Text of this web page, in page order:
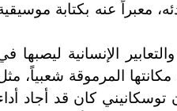
معبراً عنه بكتابة
الإنسانية ليصبها
المرموقة شعبياً،
كان قد أجاد